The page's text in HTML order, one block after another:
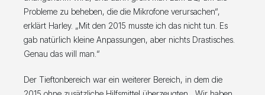
Probleme zu beheben, die die Mikrofone verursachen“,
erklärt Harley. „Mit den 2015 musste ich das nicht tun. Es
gab natürlich kleine Anpassungen, aber nichts Drastisches.
Genau das will man.“
Der Tieftonbereich war ein weiterer Bereich, in dem die